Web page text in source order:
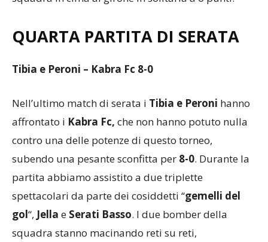
QUARTA PARTITA DI SERATA
Tibia e Peroni – Kabra Fc 8-0
Nell’ultimo match di serata i Tibia e Peroni hanno
affrontato i Kabra Fc, che non hanno potuto nulla
contro una delle potenze di questo torneo,
subendo una pesante sconfitta per 8-0. Durante la
partita abbiamo assistito a due triplette
spettacolari da parte dei cosiddetti “gemelli del
gol“, Jella e Serati Basso. I due bomber della
squadra stanno macinando reti su reti,